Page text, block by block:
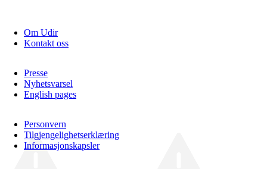
Om Udir
Kontakt oss
Presse
Nyhetsvarsel
English pages
Personvern
Tilgjengelighetserklæring
Informasjonskapsler